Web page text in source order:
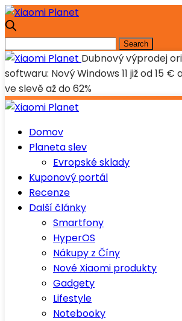
Dubnový výprodej
softwaru: Nový Windows 11 již od 15
ve slevě až do 62%
Domov
Planeta slev
Evropské sklady
Kuponový portál
Recenze
Další články
Smartfony
HyperOS
Nákupy z Číny
Nové Xiaomi produkty
Gadgety
Lifestyle
Notebooky